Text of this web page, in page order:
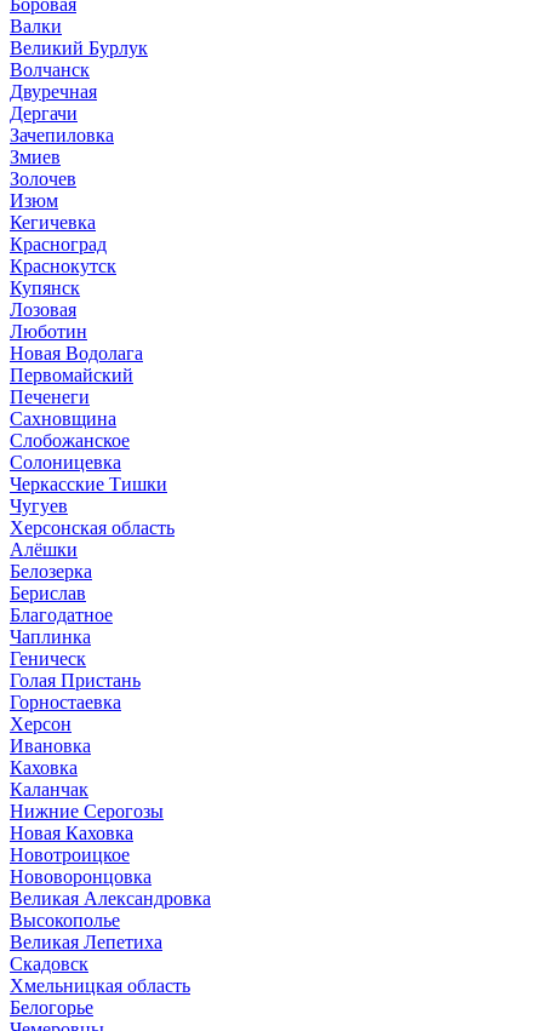
Боровая
Валки
Великий Бурлук
Волчанск
Двуречная
Дергачи
Зачепиловка
Змиев
Золочев
Изюм
Кегичевка
Красноград
Краснокутск
Купянск
Лозовая
Люботин
Новая Водолага
Первомайский
Печенеги
Сахновщина
Слобожанское
Солоницевка
Черкасские Тишки
Чугуев
Херсонская область
Алёшки
Белозерка
Берислав
Благодатное
Чаплинка
Геническ
Голая Пристань
Горностаевка
Херсон
Ивановка
Каховка
Каланчак
Нижние Серогозы
Новая Каховка
Новотроицкое
Нововоронцовка
Великая Александровка
Высокополье
Великая Лепетиха
Скадовск
Хмельницкая область
Белогорье